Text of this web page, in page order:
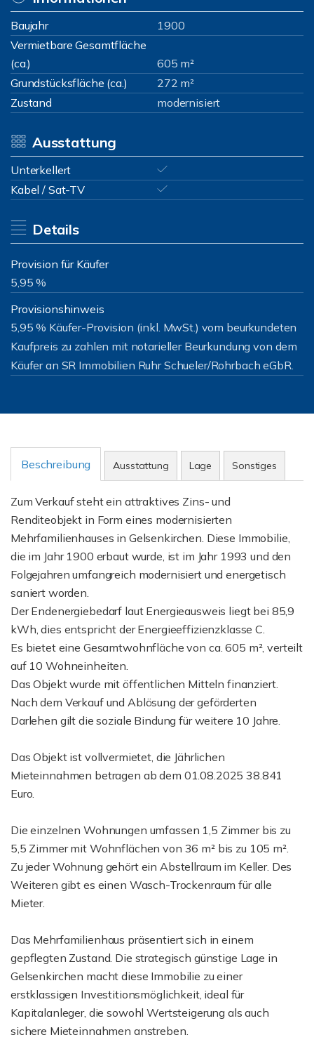
Baujahr
1900
Vermietbare Gesamtfläche
(ca.)
605 m²
Grundstücksfläche (ca.)
272 m²
Zustand
modernisiert
Ausstattung
Unterkellert
Kabel / Sat-TV
Details
Provision für Käufer
5,95 %
Provisionshinweis
5,95 % Käufer-Provision (inkl. MwSt.) vom beurkundeten
Kaufpreis zu zahlen mit notarieller Beurkundung von dem
Käufer an SR Immobilien Ruhr Schueler/Rohrbach eGbR.
Beschreibung Ausstattung Lage Sonstiges
Zum Verkauf steht ein attraktives Zins- und
Renditeobjekt in Form eines modernisierten
Mehrfamilienhauses in Gelsenkirchen. Diese Immobilie,
die im Jahr 1900 erbaut wurde, ist im Jahr 1993 und den
Folgejahren umfangreich modernisiert und energetisch
saniert worden.
Der Endenergiebedarf laut Energieausweis liegt bei 85,9
kWh, dies entspricht der Energieeffizienzklasse C.
Es bietet eine Gesamtwohnfläche von ca. 605 m², verteilt
auf 10 Wohneinheiten.
Das Objekt wurde mit öffentlichen Mitteln finanziert.
Nach dem Verkauf und Ablösung der geförderten
Darlehen gilt die soziale Bindung für weitere 10 Jahre.
Das Objekt ist vollvermietet, die Jährlichen
Mieteinnahmen betragen ab dem 01.08.2025 38.841
Euro.
Die einzelnen Wohnungen umfassen 1,5 Zimmer bis zu
5,5 Zimmer mit Wohnflächen von 36 m² bis zu 105 m².
Zu jeder Wohnung gehört ein Abstellraum im Keller. Des
Weiteren gibt es einen Wasch-Trockenraum für alle
Mieter.
Das Mehrfamilienhaus präsentiert sich in einem
gepflegten Zustand. Die strategisch günstige Lage in
Gelsenkirchen macht diese Immobilie zu einer
erstklassigen Investitionsmöglichkeit, ideal für
Kapitalanleger, die sowohl Wertsteigerung als auch
sichere Mieteinnahmen anstreben.